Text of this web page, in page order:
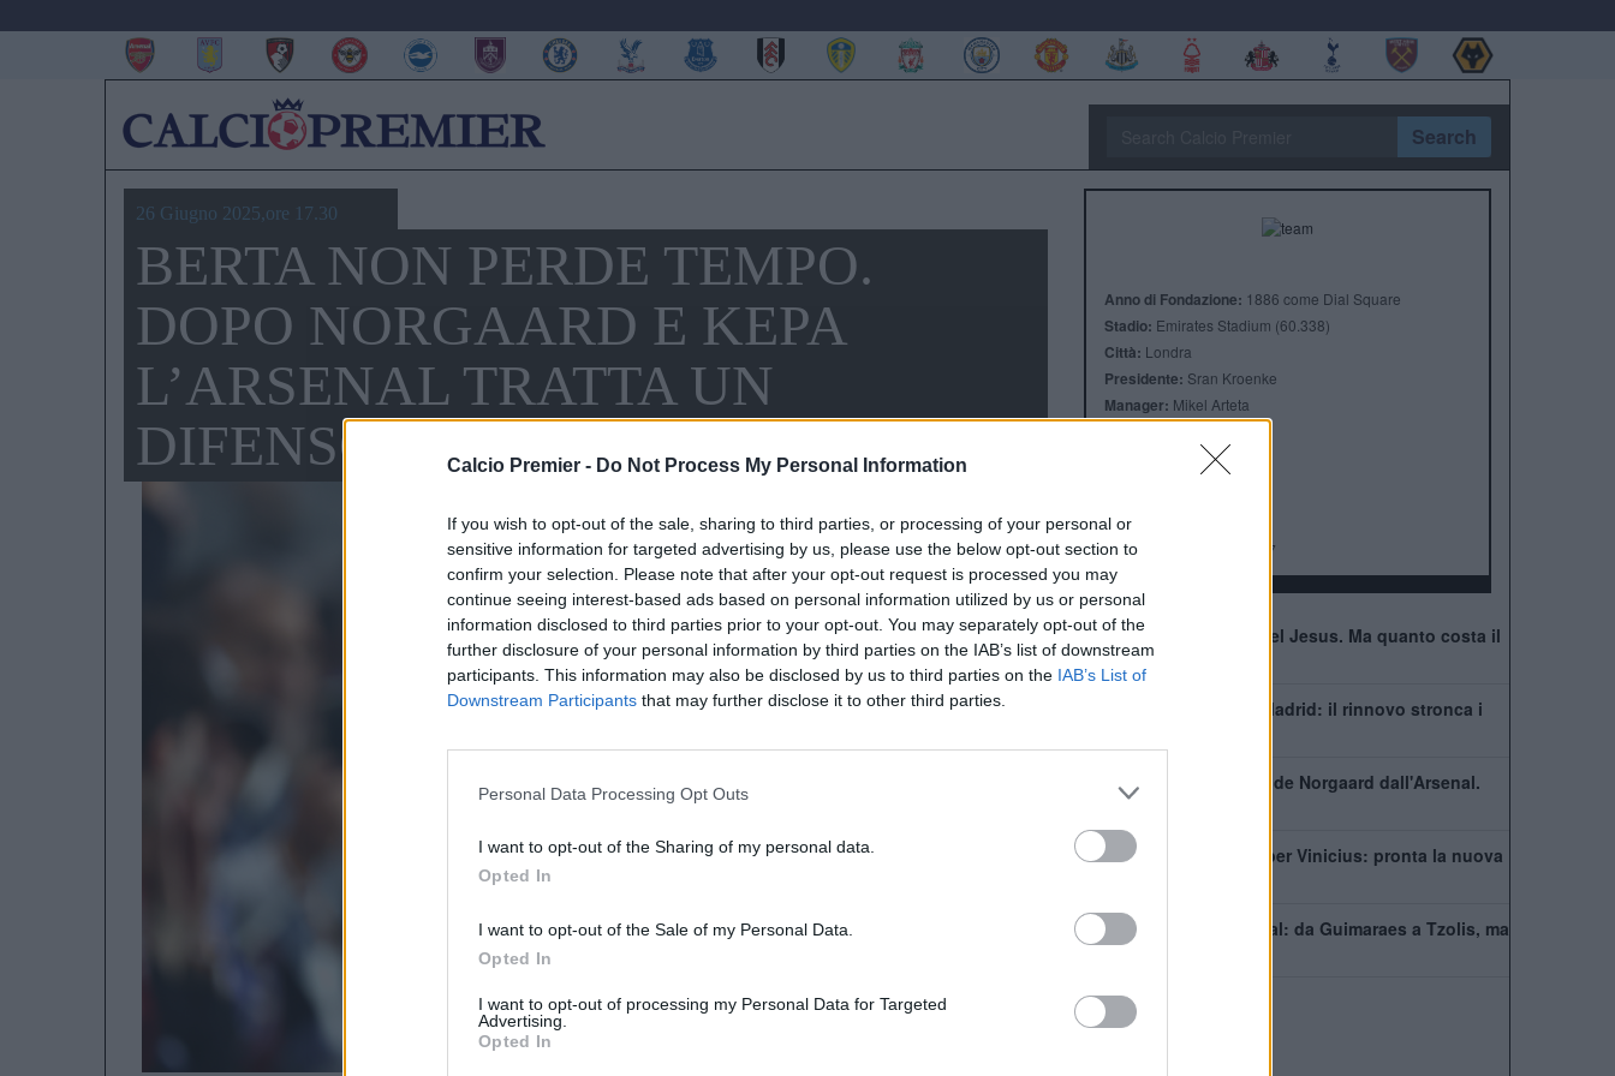
Calcio Premier - Do Not Process My Personal Information
If you wish to opt-out of the sale, sharing to third parties, or processing of your personal or
sensitive information for targeted advertising by us, please use the below opt-out section to
confirm your selection. Please note that after your opt-out request is processed you may
continue seeing interest-based ads based on personal information utilized by us or personal
information disclosed to third parties prior to your opt-out. You may separately opt-out of the
further disclosure of your personal information by third parties on the IAB’s list of downstream
participants. This information may also be disclosed by us to third parties on the IAB’s List of
Downstream Participants that may further disclose it to other third parties.
Personal Data Processing Opt Outs
I want to opt-out of the Sharing of my personal data.
Opted In
I want to opt-out of the Sale of my Personal Data.
Opted In
I want to opt-out of processing my Personal Data for Targeted
Advertising.
Opted In
Search
26 Giugno 2025,ore 17.30
BERTA NON PERDE TEMPO.
DOPO NORGAARD E KEPA
L’ARSENAL TRATTA UN
DIFENSORE
Anno di Fondazione: 1886 come Dial Square
Stadio: Emirates Stadium (60.338)
Città: Londra
Presidente: Sran Kroenke
Manager: Mikel Arteta
Premier League: 13
League Cup:
FA Community Shield: 17
Il Napoli pensa a Gabriel Jesus. Ma quanto costa il
brasiliano?
Vinicius resta al Real Madrid: il rinnovo stronca i
Ufficiale. l'Everton prende Norgaard dall'Arsenal.
Cifre e dettagli
Il Real Madrid rilancia per Vinicius: pronta la nuova
Come giocherà l'Arsenal: da Guimaraes a Tzolis, ma
il blocco resta